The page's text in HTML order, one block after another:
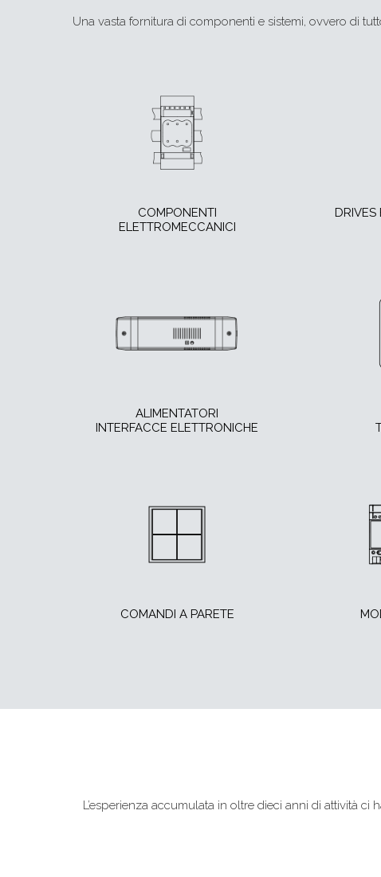
Una vasta fornitura di componenti e sistemi, ovvero di
COMPONENTI
ELETTROMECCANICI
ALIMENTATORI
INTERFACCE ELETTRONICHE
COMANDI A PARETE
L’esperienza accumulata in oltre dieci anni di attività